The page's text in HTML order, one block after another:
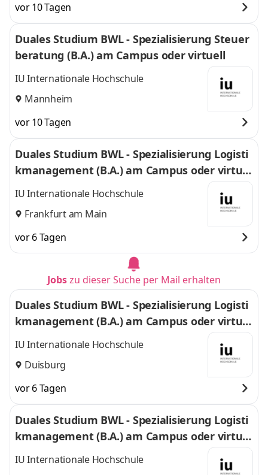
vor 10 Tagen
Duales Studium BWL - Spezialisierung Steuer
beratung (B.A.) am Campus oder virtuell
IU Internationale Hochschule
Mannheim
vor 10 Tagen
Duales Studium BWL - Spezialisierung Logisti
kmanagement (B.A.) am Campus oder virtuel
l
IU Internationale Hochschule
Frankfurt am Main
vor 6 Tagen
Jobszu dieser Suche per Mail erhalten
Duales Studium BWL - Spezialisierung Logisti
kmanagement (B.A.) am Campus oder virtuel
l
IU Internationale Hochschule
Duisburg
vor 6 Tagen
Duales Studium BWL - Spezialisierung Logisti
kmanagement (B.A.) am Campus oder virtuel
l
IU Internationale Hochschule